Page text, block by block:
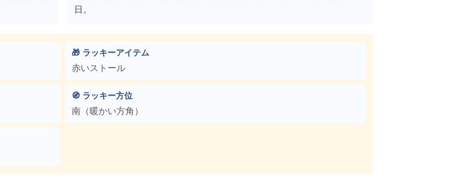
日。
🎁 ラッキーアイテム
赤いストール
🧭 ラッキー方位
南（暖かい方角）